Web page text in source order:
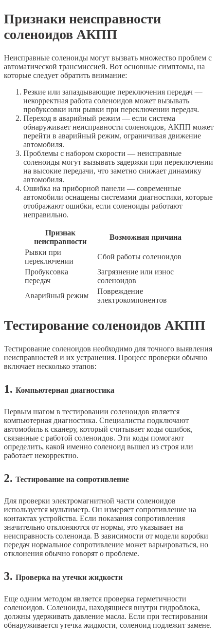
Признаки неисправности
соленоидов АКПП
Неисправные соленоиды могут вызвать множество проблем с
автоматической трансмиссией. Вот основные симптомы, на
которые следует обратить внимание:
Резкие или запаздывающие переключения передач —
некорректная работа соленоидов может вызывать
пробуксовки или рывки при переключении передач.
Переход в аварийный режим — если система
обнаруживает неисправности соленоидов, АКПП может
перейти в аварийный режим, ограничивая движение
автомобиля.
Проблемы с набором скорости — неисправные
соленоиды могут вызывать задержки при переключении
на высокие передачи, что заметно снижает динамику
автомобиля.
Ошибка на приборной панели — современные
автомобили оснащены системами диагностики, которые
отображают ошибки, если соленоиды работают
неправильно.
Признак
неисправности
Возможная причина
Рывки при
переключении
Сбой работы соленоидов
Пробуксовка
передач
Загрязнение или износ
соленоидов
Аварийный режим
Повреждение
электрокомпонентов
Тестирование соленоидов АКПП
Тестирование соленоидов необходимо для точного выявления
неисправностей и их устранения. Процесс проверки обычно
включает несколько этапов:
1. Компьютерная диагностика
Первым шагом в тестировании соленоидов является
компьютерная диагностика. Специалисты подключают
автомобиль к сканеру, который считывает коды ошибок,
связанные с работой соленоидов. Эти коды помогают
определить, какой именно соленоид вышел из строя или
работает некорректно.
2. Тестирование на сопротивление
Для проверки электромагнитной части соленоидов
используется мультиметр. Он измеряет сопротивление на
контактах устройства. Если показания сопротивления
значительно отклоняются от нормы, это указывает на
неисправность соленоида. В зависимости от модели коробки
передач нормальное сопротивление может варьироваться, но
отклонения обычно говорят о проблеме.
3. Проверка на утечки жидкости
Еще одним методом является проверка герметичности
соленоидов. Соленоиды, находящиеся внутри гидроблока,
должны удерживать давление масла. Если при тестировании
обнаруживается утечка жидкости, соленоид подлежит замене.